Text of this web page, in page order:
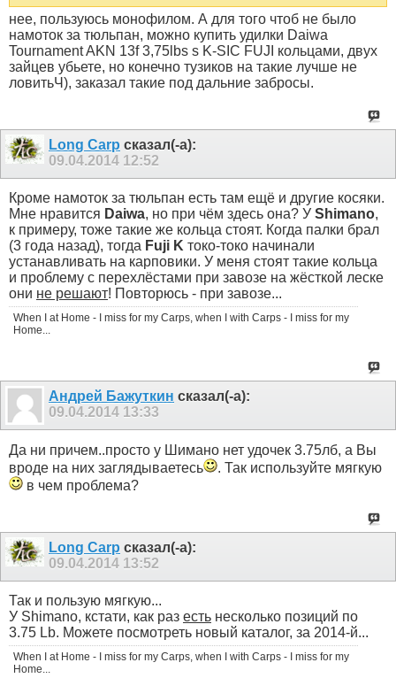
нее, пользуюсь монофилом. А для того чтоб не было
намоток за тюльпан, можно купить удилки Daiwa
Tournament AKN 13f 3,75lbs s K-SIC FUJI кольцами, двух
зайцев убьете, но конечно тузиков на такие лучше не
ловитьЧ), заказал такие под дальние забросы.
Long Carp сказал(-а):
09.04.2014 12:52
Кроме намоток за тюльпан есть там ещё и другие косяки.
Мне нравится Daiwa, но при чём здесь она? У Shimano,
к примеру, тоже такие же кольца стоят. Когда палки брал
(3 года назад), тогда Fuji K токо-токо начинали
устанавливать на карповики. У меня стоят такие кольца
и проблему с перехлёстами при завозе на жёсткой леске
они не решают! Повторюсь - при завозе...
When I at Home - I miss for my Carps, when I with Carps - I miss for my
Home...
Aндрей Бажуткин сказал(-а):
09.04.2014 13:33
Да ни причем..просто у Шимано нет удочек 3.75лб, а Вы
вроде на них заглядываетесь
. Так используйте мягкую
в чем проблема?
Long Carp сказал(-а):
09.04.2014 13:52
Так и пользую мягкую...
У Shimano, кстати, как раз есть несколько позиций по
3.75 Lb. Можете посмотреть новый каталог, за 2014-й...
When I at Home - I miss for my Carps, when I with Carps - I miss for my
Home...